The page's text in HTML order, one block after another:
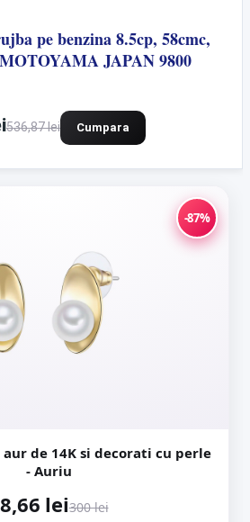
pe benzina 8.5cp, 58cmc,
JAPAN 9800
536,87 lei Cumpara
-87%
de 14K si decorati cu perle
- Auriu
lei300 lei